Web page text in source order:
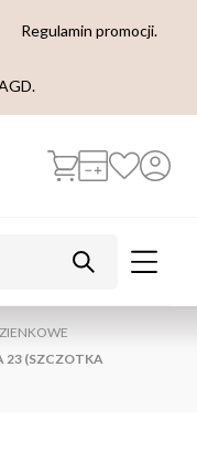
Regulamin promocji.
23 (SZCZOTKA